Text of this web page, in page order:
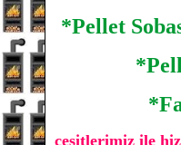
*Pellet
çeşitlerimiz ile